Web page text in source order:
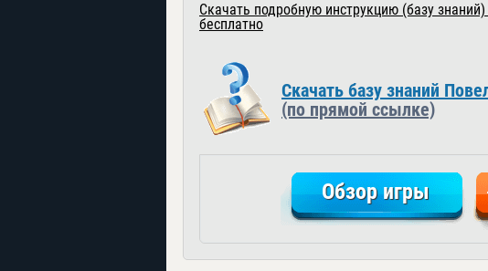
Скачать подробную инструкцию (базу
бесплатно
Скачать базу знаний
(по прямой ссылке)
Обзор игры